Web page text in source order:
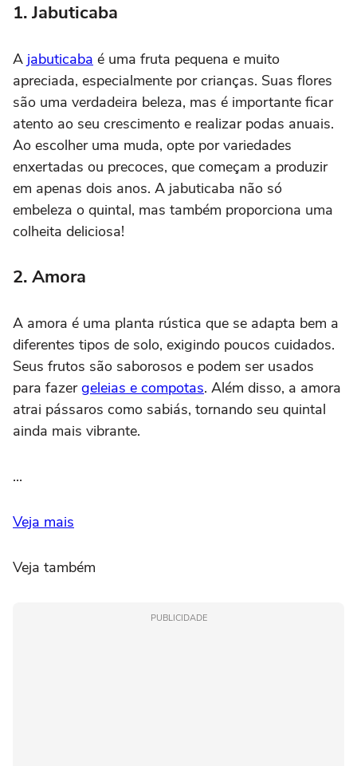
1. Jabuticaba
A jabuticaba é uma fruta pequena e muito
apreciada, especialmente por crianças. Suas flores
são uma verdadeira beleza, mas é importante ficar
atento ao seu crescimento e realizar podas anuais.
Ao escolher uma muda, opte por variedades
enxertadas ou precoces, que começam a produzir
em apenas dois anos. A jabuticaba não só
embeleza o quintal, mas também proporciona uma
colheita deliciosa!
2. Amora
A amora é uma planta rústica que se adapta bem a
diferentes tipos de solo, exigindo poucos cuidados.
Seus frutos são saborosos e podem ser usados
para fazergeleias e compotas. Além disso, a amora
atrai pássaros como sabiás, tornando seu quintal
ainda mais vibrante.
...
Veja mais
Veja também
PUBLICIDADE